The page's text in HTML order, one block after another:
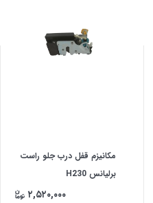
مکانیزم قفل درب جلو راست
برلیانس H230
۲,۵۲۰,۰۰۰